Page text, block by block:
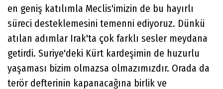
en geniş katılımla Meclis'imizin de bu hayırlı
süreci desteklemesini temenni ediyoruz. Dünkü
atılan adımlar Irak'ta çok farklı sesler meydana
getirdi. Suriye'deki Kürt kardeşimin de huzurlu
yaşaması bizim olmazsa olmazımızdır. Orada da
terör defterinin kapanacağına birlik ve